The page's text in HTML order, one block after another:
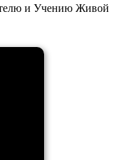
и Учению Живой